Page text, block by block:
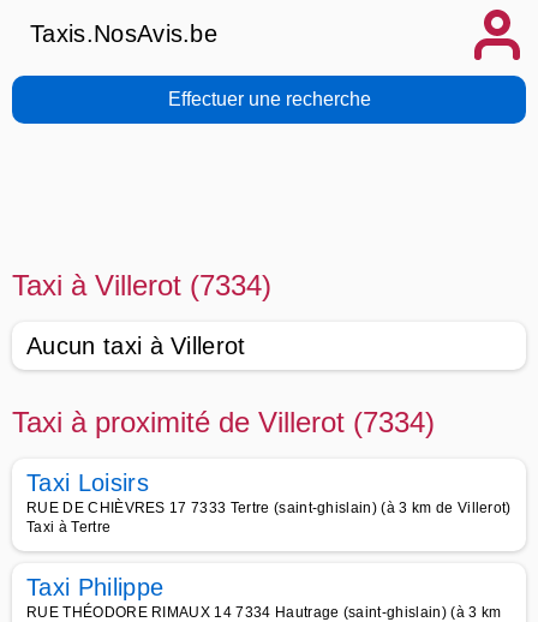
Taxis.NosAvis.be
Effectuer une recherche
Taxi à Villerot (7334)
Aucun taxi à Villerot
Taxi à proximité de Villerot (7334)
Taxi Loisirs
RUE DE CHIÈVRES 17 7333 Tertre (saint-ghislain) (à 3 km de Villerot)
Taxi à Tertre
Taxi Philippe
RUE THÉODORE RIMAUX 14 7334 Hautrage (saint-ghislain) (à 3 km